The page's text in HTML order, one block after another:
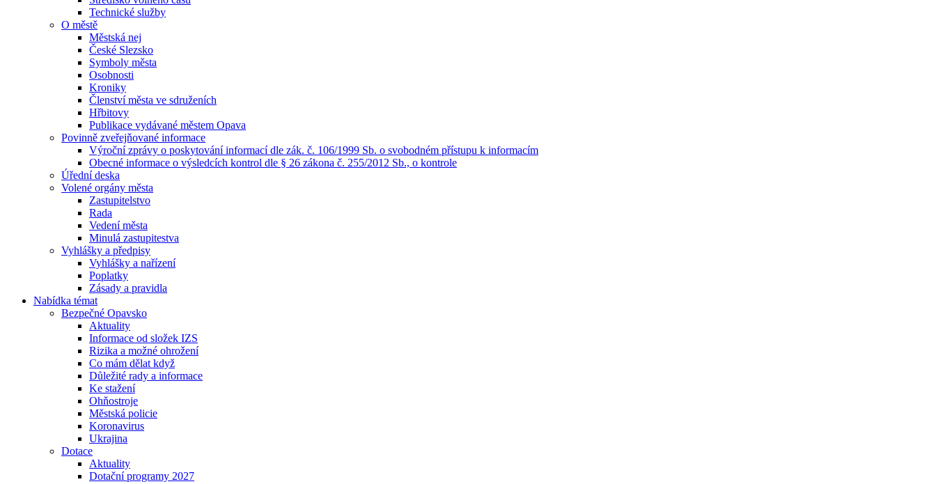
Technické služby
O městě
Městská nej
České Slezsko
Symboly města
Osobnosti
Kroniky
Členství města ve sdruženích
Hřbitovy
Publikace vydávané městem Opava
Povinně zveřejňované informace
Výroční zprávy o poskytování informací dle zák. č. 106/1999 Sb. o svobodném přístupu k informacím
Obecné informace o výsledcích kontrol dle § 26 zákona č. 255/2012 Sb., o kontrole
Úřední deska
Volené orgány města
Zastupitelstvo
Rada
Vedení města
Minulá zastupitestva
Vyhlášky a předpisy
Vyhlášky a nařízení
Poplatky
Zásady a pravidla
Nabídka témat
Bezpečné Opavsko
Aktuality
Informace od složek IZS
Rizika a možné ohrožení
Co mám dělat když
Důležité rady a informace
Ke stažení
Ohňostroje
Městská policie
Koronavirus
Ukrajina
Dotace
Aktuality
Dotační programy 2027